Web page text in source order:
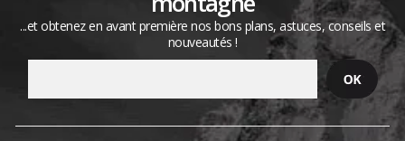
...et obtenez en avant première nos bons plans, astuces, conseils et
nouveautés !